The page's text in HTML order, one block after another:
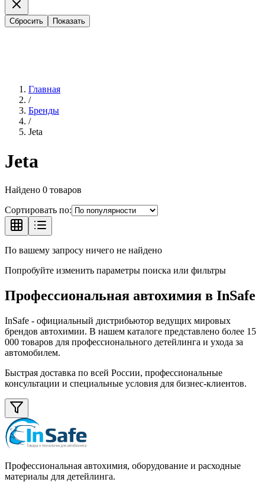
Сбросить Показать
Главная
/
Бренды
/
Jeta
Jeta
Найдено 0 товаров
Сортировать по:
По вашему запросу ничего не найдено
Попробуйте изменить параметры поиска или фильтры
Профессиональная автохимия в InSafe
InSafe - официальный дистрибьютор ведущих мировых
брендов автохимии. В нашем каталоге представлено более 15
000 товаров для профессионального детейлинга и ухода за
автомобилем.
Быстрая доставка по всей России, профессиональные
консультации и специальные условия для бизнес-клиентов.
Профессиональная автохимия, оборудование и расходные
материалы для детейлинга.